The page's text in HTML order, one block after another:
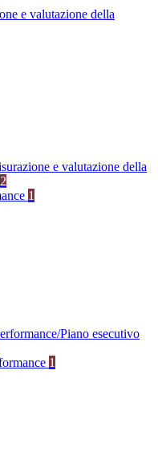
e valutazione della
e valutazione della
2
1
Piano esecutivo
1